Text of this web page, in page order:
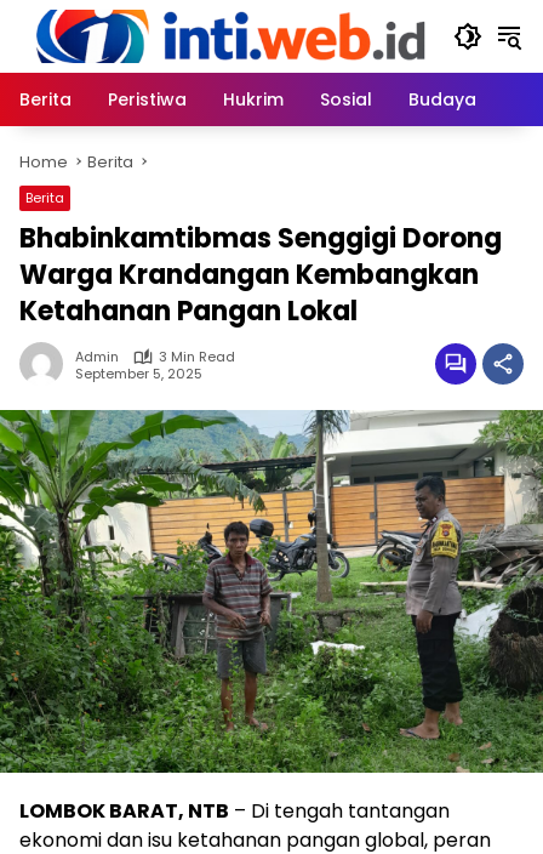
content
Berita
Peristiwa Hukrim Sosial Budaya
Home Berita
Berita
Bhabinkamtibmas Senggigi Dorong
Warga Krandangan Kembangkan
Ketahanan Pangan Lokal
Admin
3 Min Read
September 5, 2025
LOMBOK BARAT, NTB – Di tengah tantangan
ekonomi dan isu ketahanan pangan global, peran